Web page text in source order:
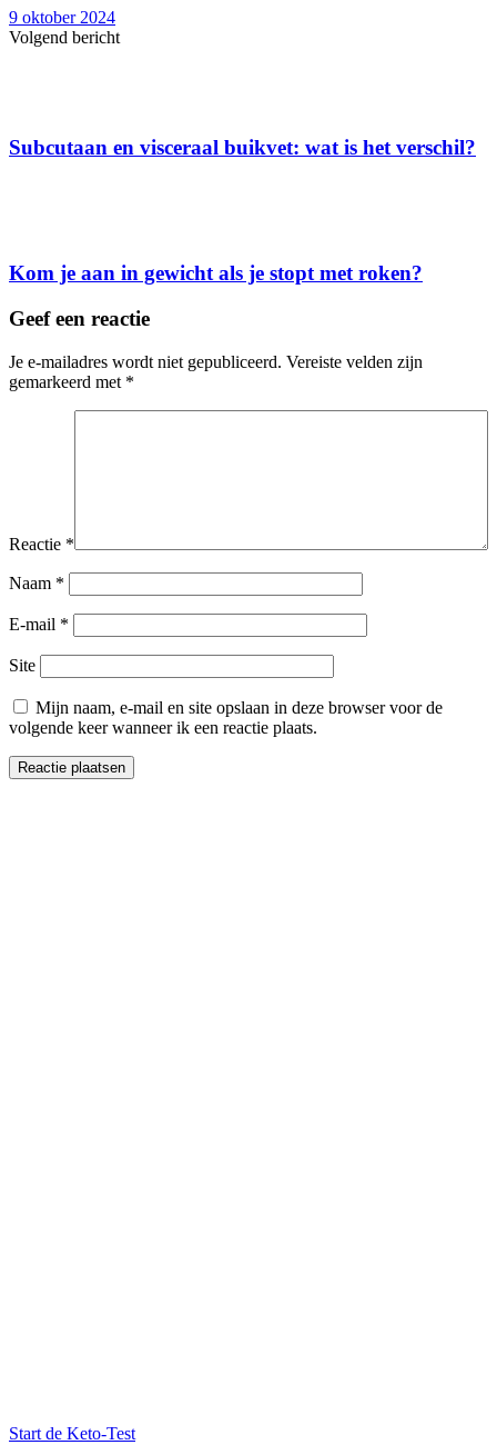
9 oktober 2024
Volgend bericht
Subcutaan en visceraal buikvet: wat is het verschil?
Kom je aan in gewicht als je stopt met roken?
Geef een reactie
Je e-mailadres wordt niet gepubliceerd. Vereiste velden zijn
gemarkeerd met *
Reactie *
Naam *
E-mail *
Site
Mijn naam, e-mail en site opslaan in deze browser voor de
volgende keer wanneer ik een reactie plaats.
Start de Keto-Test